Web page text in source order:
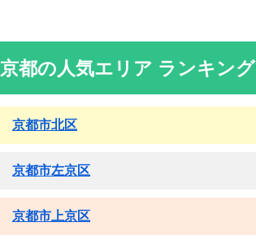
京都の人気エリア ランキング
京都市北区
京都市左京区
京都市上京区